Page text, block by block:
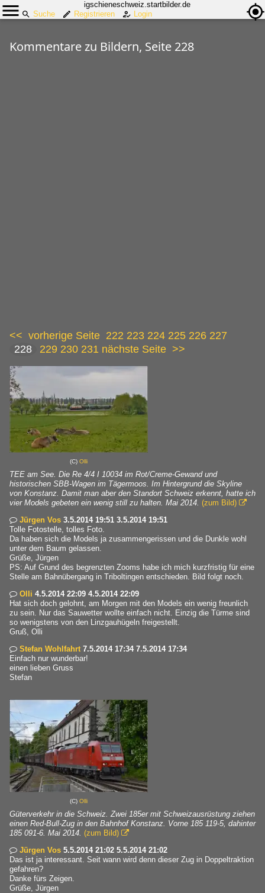
igschieneschweiz.startbilder.de
Suche
Registrieren Login
Kommentare zu Bildern, Seite 228
<< vorherige Seite 222 223 224 225 226 227
228
229 230 231 nächste Seite >>
(C) Olli
TEE am See. Die Re 4/4 I 10034 im Rot/Creme-Gewand und
historischen SBB-Wagen im Tägermoos. Im Hintergrund die Skyline
von Konstanz. Damit man aber den Standort Schweiz erkennt, hatte ich
vier Models gebeten ein wenig still zu halten. Mai 2014. (zum Bild) 
 Jürgen Vos 3.5.2014 19:51 3.5.2014 19:51
Tolle Fotostelle, tolles Foto.
Da haben sich die Models ja zusammengerissen und die Dunkle wohl
unter dem Baum gelassen.
Grüße, Jürgen
PS: Auf Grund des begrenzten Zooms habe ich mich kurzfristig für eine
Stelle am Bahnübergang in Triboltingen entschieden. Bild folgt noch.
 Olli 4.5.2014 22:09 4.5.2014 22:09
Hat sich doch gelohnt, am Morgen mit den Models ein wenig freunlich
zu sein. Nur das Sauwetter wollte einfach nicht. Einzig die Türme sind
so wenigstens von den Linzgauhügeln freigestellt.
Gruß, Olli
 Stefan Wohlfahrt 7.5.2014 17:34 7.5.2014 17:34
Einfach nur wunderbar!
einen lieben Gruss
Stefan
(C) Olli
Güterverkehr in die Schweiz. Zwei 185er mit Schweizausrüstung ziehen
einen Red-Bull-Zug in den Bahnhof Konstanz. Vorne 185 119-5, dahinter
185 091-6. Mai 2014. (zum Bild) 
 Jürgen Vos 5.5.2014 21:02 5.5.2014 21:02
Das ist ja interessant. Seit wann wird denn dieser Zug in Doppeltraktion
gefahren?
Danke fürs Zeigen.
Grüße, Jürgen